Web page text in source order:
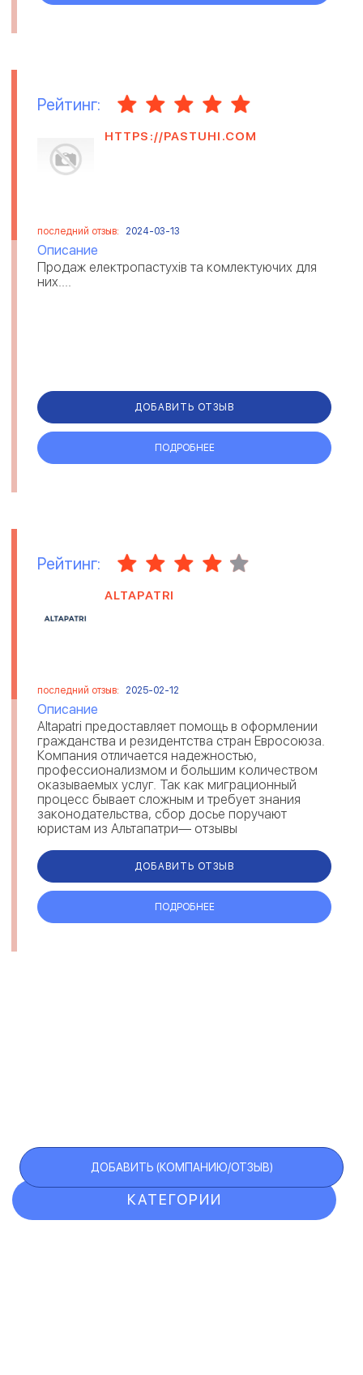
Рейтинг:
HTTPS://PASTUHI.COM
последний отзыв: 2024-03-13
Описание
Продаж електропастухів та комлектуючих для
них....
ДОБАВИТЬ ОТЗЫВ
ПОДРОБНЕЕ
Рейтинг:
ALTAPATRI
последний отзыв: 2025-02-12
Описание
Altapatri предоставляет помощь в оформлении
гражданства и резидентства стран Евросоюза.
Компания отличается надежностью,
профессионализмом и большим количеством
оказываемых услуг. Так как миграционный
процесс бывает сложным и требует знания
законодательства, сбор досье поручают
юристам из Альтапатри— отзывы
вопросов и предостав...
ДОБАВИТЬ ОТЗЫВ
ПОДРОБНЕЕ
КАТЕГОРИИ
ДОБАВИТЬ (КОМПАНИЮ/ОТЗЫВ)